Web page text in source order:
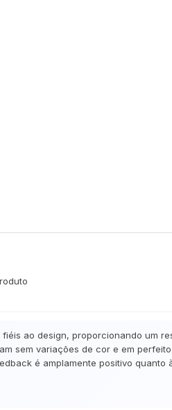
ao design, proporcionando um
sem variações de cor e em
é amplamente positivo